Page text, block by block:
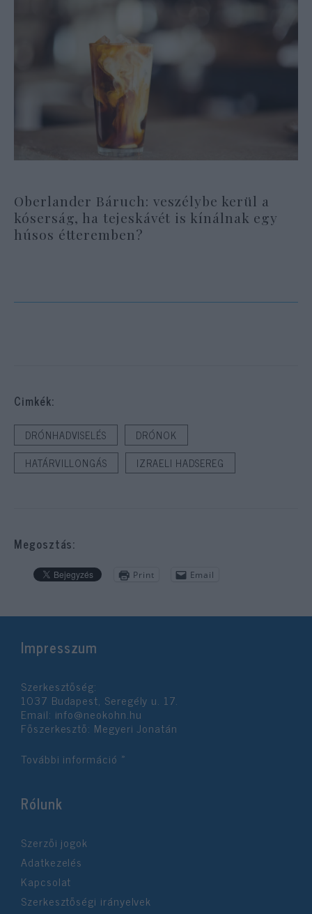
Oberlander Báruch: veszélybe kerül a
kóserság, ha tejeskávét is kínálnak egy
húsos étteremben?
Cimkék:
DRÓNHADVISELÉS
DRÓNOK
HATÁRVILLONGÁS
IZRAELI HADSEREG
Megosztás:
Print Email
Impresszum
Szerkesztőség:
1037 Budapest, Seregély u. 17.
Email: info@neokohn.hu
Főszerkesztő: Megyeri Jonatán
További információ »
Rólunk
Szerzői jogok
Adatkezelés
Kapcsolat
Szerkesztőségi irányelvek